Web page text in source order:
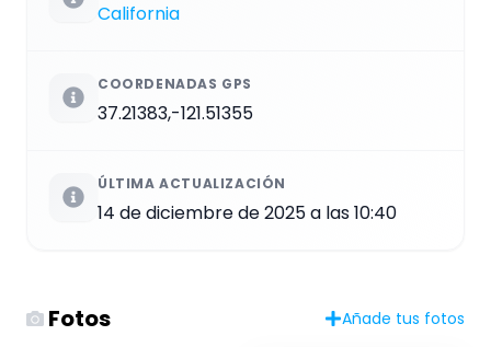
California
COORDENADAS GPS
37.21383,-121.51355
ÚLTIMA ACTUALIZACIÓN
14 de diciembre de 2025 a las 10:40
Fotos Añade tus fotos